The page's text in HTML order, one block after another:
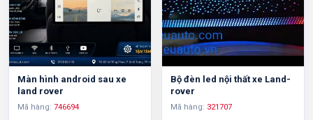
Màn hình android sau xe
land rover
Mã hàng: 746694
Bộ đèn led nội thất xe Land-
rover
Mã hàng: 321707